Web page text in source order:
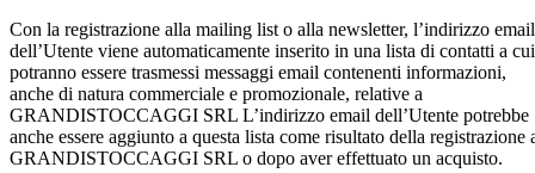
Con la registrazione alla mailing list o alla newsletter, l’indirizzo email
dell’Utente viene automaticamente inserito in una lista di contatti a cui
potranno essere trasmessi messaggi email contenenti informazioni,
anche di natura commerciale e promozionale, relative a
GRANDISTOCCAGGI SRL L’indirizzo email dell’Utente potrebbe
anche essere aggiunto a questa lista come risultato della registrazione
GRANDISTOCCAGGI SRL o dopo aver effettuato un acquisto.